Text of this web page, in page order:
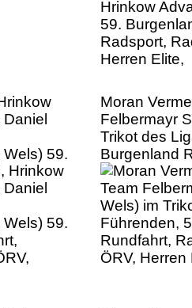
59.
Moran
Felbermayr
Trikot des
Burgenland
Radsport,
Herren Elite,